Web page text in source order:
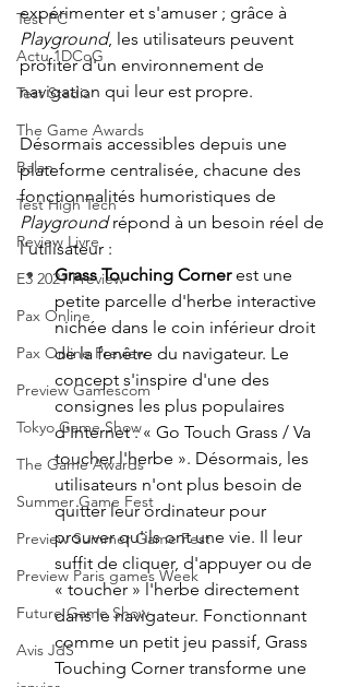
Test PC
Actu 1DCoG
Test Stadia
The Game Awards
Balan
Test High Tech
Review Livre
E3 2021 Preview
Pax Online
Pax Online Preview
Preview Gamescom
Tokyo Game Show
The Game Awards
Summer Game Fest
Preview Summer Game Fest
Preview Paris games Week
Future Game Show
Avis JdS
expérimenter et s'amuser ; grâce à
Playground, les utilisateurs peuvent
profiter d'un environnement de
navigation qui leur est propre.
Désormais accessibles depuis une
plateforme centralisée, chacune des
fonctionnalités humoristiques de
Playground répond à un besoin réel de
l'utilisateur :
Grass Touching Corner est une
petite parcelle d'herbe interactive
nichée dans le coin inférieur droit
de la fenêtre du navigateur. Le
concept s'inspire d'une des
consignes les plus populaires
d'Internet : « Go Touch Grass / Va
toucher l'herbe ». Désormais, les
utilisateurs n'ont plus besoin de
quitter leur ordinateur pour
prouver qu'ils ont une vie. Il leur
suffit de cliquer, d'appuyer ou de
« toucher » l'herbe directement
dans le navigateur. Fonctionnant
comme un petit jeu passif, Grass
Touching Corner transforme une